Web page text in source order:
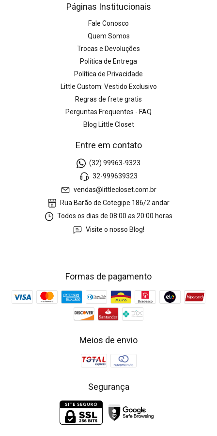
Páginas Institucionais
Fale Conosco
Quem Somos
Trocas e Devoluções
Política de Entrega
Política de Privacidade
Little Custom: Vestido Exclusivo
Regras de frete gratis
Perguntas Frequentes - FAQ
Blog Little Closet
Entre em contato
(32) 99963-9323
32-999639323
vendas@littlecloset.com.br
Rua Barão de Cotegipe 186/2 andar
Todos os dias de 08:00 as 20:00 horas
Visite o nosso Blog!
Formas de pagamento
Meios de envio
Segurança